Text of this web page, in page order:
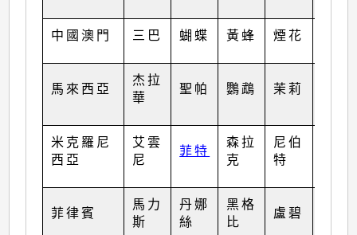
中國澳門 三巴 蝴蝶 黃蜂 煙花
馬來西亞
杰拉
華
聖帕 鸚鵡 茉莉
米克羅尼
西亞
艾雲
尼
菲特
森拉
克
尼伯
特
菲律賓
馬力
斯
丹娜
絲
黑格
比
盧碧